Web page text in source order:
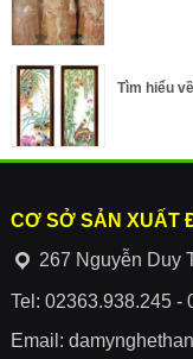
Tìm hiểu
CƠ SỞ SẢN XUẤT
267 Nguyễn Duy
Tel: 02363.938.245 -
Email: